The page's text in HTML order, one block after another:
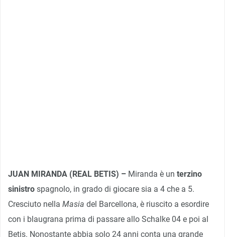
JUAN MIRANDA (REAL BETIS) – Miranda è un terzino
sinistro spagnolo, in grado di giocare sia a 4 che a 5.
Cresciuto nella Masia del Barcellona, è riuscito a esordire
con i blaugrana prima di passare allo Schalke 04 e poi al
Betis. Nonostante abbia solo 24 anni conta una grande